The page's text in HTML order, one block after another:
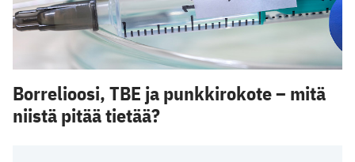
Borrelioosi, TBE ja punkkirokote – mitä
niistä pitää tietää?